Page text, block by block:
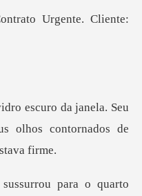
Urgente.
la. Seu
olhos contor